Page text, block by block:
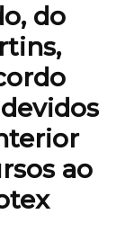
do
ao